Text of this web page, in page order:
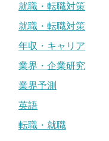
就職・転職対策
就職・転職対策
年収・キャリア
業界・企業研究
業界予測
英語
転職・就職